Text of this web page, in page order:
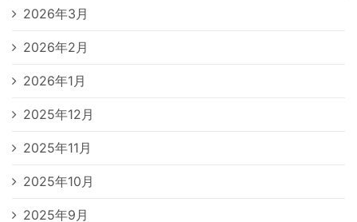
2026年3月
2026年2月
2026年1月
2025年12月
2025年11月
2025年10月
2025年9月